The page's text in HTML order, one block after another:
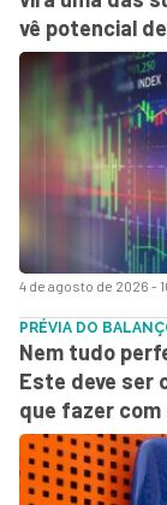
4 de agosto de 2026 -
vê potencial
PRÉVIA DO
Nem tudo
Este deve ser
que fazer com